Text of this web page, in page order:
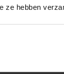
ze hebben
formaat